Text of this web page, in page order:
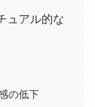
ュアル的な
の低下